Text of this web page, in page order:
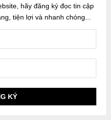
hãy đăng ký đọc tin cập
tiện lợi và nhanh chóng...